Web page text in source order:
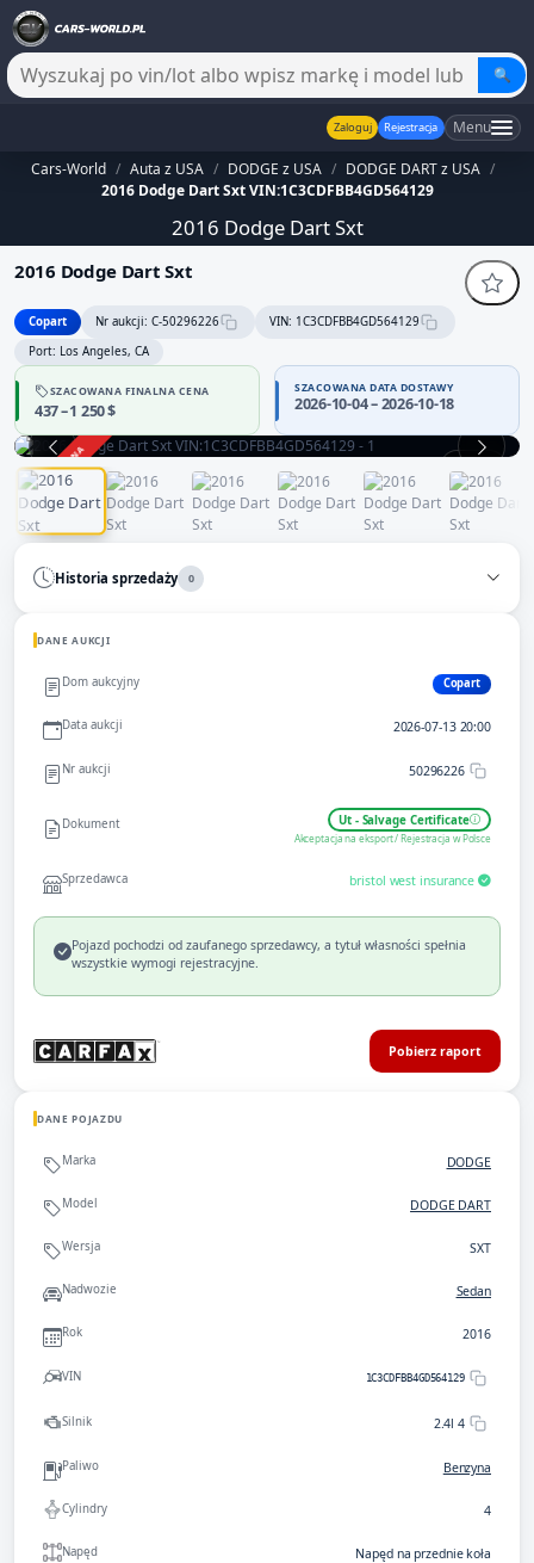
🔍
Zaloguj Rejestracja Menu
Cars-World / Auta z USA / DODGE z USA / DODGE DART z USA /
2016 Dodge Dart Sxt VIN:1C3CDFBB4GD564129
2016 Dodge Dart Sxt
2016 Dodge Dart Sxt
Copart Nr aukcji: C-50296226
VIN: 1C3CDFBB4GD564129
Port: Los Angeles, CA
SZACOWANA FINALNA CENA
437 – 1 250 $
SZACOWANA DATA DOSTAWY
2026-10-04 – 2026-10-18
ZAKOŃCZONA
Historia sprzedaży 0
DANE AUKCJI
Dom aukcyjny Copart
Data aukcji 2026-07-13 20:00
Nr aukcji 50296226
Dokument Ut - Salvage Certificate
Akceptacja na eksport / Rejestracja w Polsce
Sprzedawca bristol west insurance
Pojazd pochodzi od zaufanego sprzedawcy, a tytuł własności spełnia
wszystkie wymogi rejestracyjne.
Pobierz raport
DANE POJAZDU
Marka DODGE
Model DODGE DART
Wersja SXT
Nadwozie Sedan
Rok 2016
VIN 1C3CDFBB4GD564129
Silnik 2.4l 4
Paliwo Benzyna
Cylindry 4
Napęd Napęd na przednie koła